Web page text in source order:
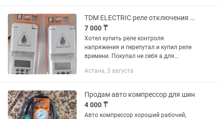
для лечения...
TDM ELECTRIC реле отключения питающей сети AC 220 В 16 А, кол-во фаз 1
7 000 ₸
Хотел купить реле контроля
напряжения и перепутал и купил реле
времени. Покупал не себя а для
и возвращать от туда тяжко поэтому
Астана, 3 августа
Продам авто компрессор для шин
4 000 ₸
Авто компрессор хороший рабочий,